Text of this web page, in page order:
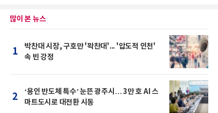
많이 본 뉴스
1
박찬대 시장, 구호만 '꽉찬대'... '압도적 인천'
속 빈 강정
2
‘용인 반도체 특수’ 눈뜬 광주시… 3만 호 AI 스
마트도시로 대전환 시동